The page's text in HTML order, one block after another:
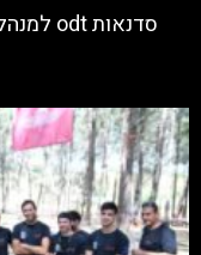
סדנאות odt למנהלים – כיצד זה יתרום לחיזוק העסק